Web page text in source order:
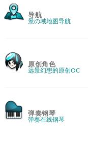
导航
景の域地图导航
原创角色
远景幻想的原创OC
弹奏钢琴
弹奏在线钢琴